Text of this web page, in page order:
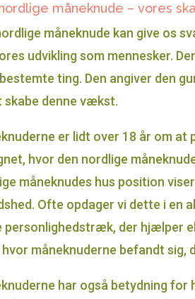
måneknude – vores
måneknude kan give os
udvikling som mennesker.
ting. Den angiver den
skabe denne vækst.
er lidt over 18 år om
hvor den nordlige
måneknudes hus position
Ofte opdager vi dette i en
personlighedstræk, der hjælper
hvor måneknuderne befandt sig,
har også betydning for